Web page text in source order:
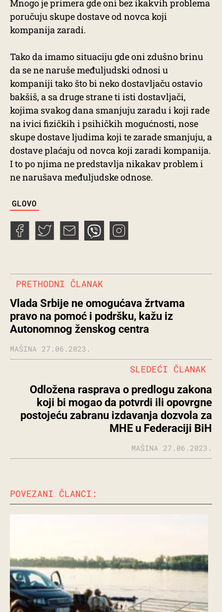
Mnogo je primera gde oni bez ikakvih problema
poručuju skupe dostave od novca koji
kompanija zaradi.
Tako da imamo situaciju gde oni zdušno brinu
da se ne naruše međuljudski odnosi u
kompaniji tako što bi neko dostavljaču ostavio
bakšiš, a sa druge strane ti isti dostavljači,
kojima svakog dana smanjuju zaradu i koji rade
na ivici fizičkih i psihičkih mogućnosti, nose
skupe dostave ljudima koji te zarade smanjuju, a
dostave plaćaju od novca koji zaradi kompanija.
I to po njima ne predstavlja nikakav problem i
ne narušava međuljudske odnose.
GLOVO
PRETHODNI ČLANAK
Vlada Srbije ne omogućava žrtvama
pravo na pomoć i podršku, kažu iz
Autonomnog ženskog centra
MAŠINA 27.06.2023.
Odložena rasprava o predlogu zakona
koji bi mogao da potvrdi ili opovrgne
postojeću zabranu izdavanja dozvola za
MHE u Federaciji BiH
SLEDEĆI ČLANAK
MAŠINA 27.06.2023.
POVEZANI ČLANCI: